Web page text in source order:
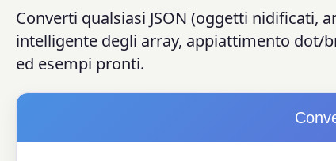
Converti qualsiasi JSON (oggetti nidificati,
intelligente degli array, appiattimento dot/
ed esempi pronti.